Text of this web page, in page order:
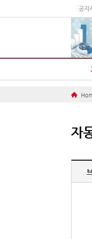
공지
자